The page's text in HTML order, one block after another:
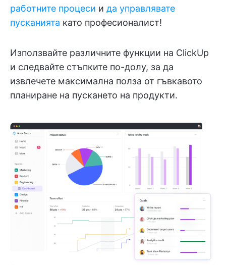
работните процеси и да управлявате
пусканията като професионалист!
Използвайте различните функции на ClickUp
и следвайте стъпките по-долу, за да
извлечете максимална полза от гъвкавото
планиране на пускането на продукти.